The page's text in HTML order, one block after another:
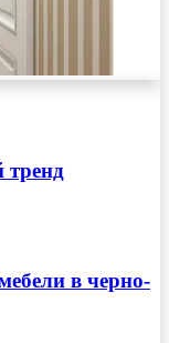
тренд
в черно-